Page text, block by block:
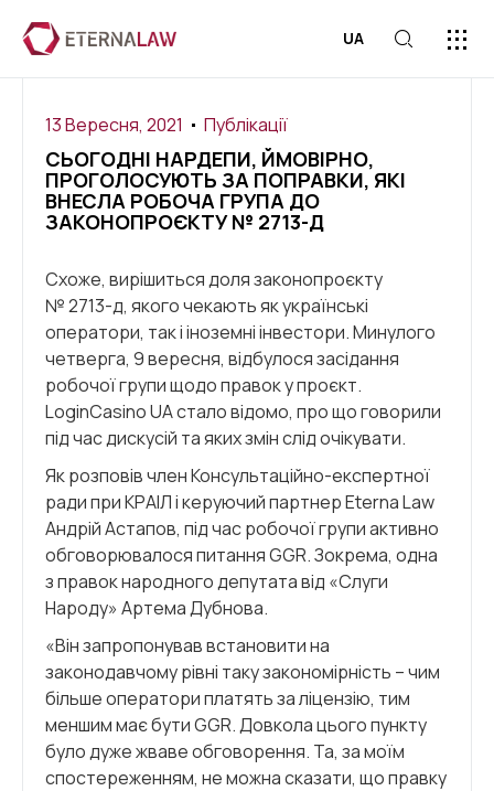
UA
13 Вересня, 2021 Публікації
СЬОГОДНІ НАРДЕПИ, ЙМОВІРНО,
ПРОГОЛОСУЮТЬ ЗА ПОПРАВКИ, ЯКІ
ВНЕСЛА РОБОЧА ГРУПА ДО
ЗАКОНОПРОЄКТУ № 2713-Д
Схоже, вирішиться доля законопроєкту
№ 2713-д, якого чекають як українські
оператори, так і іноземні інвестори. Минулого
четверга, 9 вересня, відбулося засідання
робочої групи щодо правок у проєкт.
LoginCasino UA стало відомо, про що говорили
під час дискусій та яких змін слід очікувати.
Як розповів член Консультаційно-експертної
ради при КРАІЛ і керуючий партнер Eterna Law
Андрій Астапов, під час робочої групи активно
обговорювалося питання GGR. Зокрема, одна
з правок народного депутата від «Слуги
Народу» Артема Дубнова.
«Він запропонував встановити на
законодавчому рівні таку закономірність – чим
більше оператори платять за ліцензію, тим
меншим має бути GGR. Довкола цього пункту
було дуже жваве обговорення. Та, за моїм
спостереженням, не можна сказати, що правку